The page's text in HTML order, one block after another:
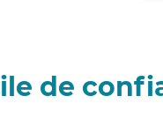
de